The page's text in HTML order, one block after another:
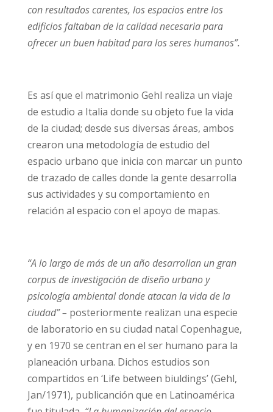
con resultados carentes, los espacios entre los
edificios faltaban de la calidad necesaria para
ofrecer un buen habitad para los seres humanos”.
Es así que el matrimonio Gehl realiza un viaje
de estudio a Italia donde su objeto fue la vida
de la ciudad; desde sus diversas áreas, ambos
crearon una metodología de estudio del
espacio urbano que inicia con marcar un punto
de trazado de calles donde la gente desarrolla
sus actividades y su comportamiento en
relación al espacio con el apoyo de mapas.
“A lo largo de más de un año desarrollan un gran
corpus de investigación de diseño urbano y
psicología ambiental donde atacan la vida de la
ciudad” – posteriormente realizan una especie
de laboratorio en su ciudad natal Copenhague,
y en 1970 se centran en el ser humano para la
planeación urbana. Dichos estudios son
compartidos en ‘Life between biuldings’ (Gehl,
Jan/1971), publicanción que en Latinoamérica